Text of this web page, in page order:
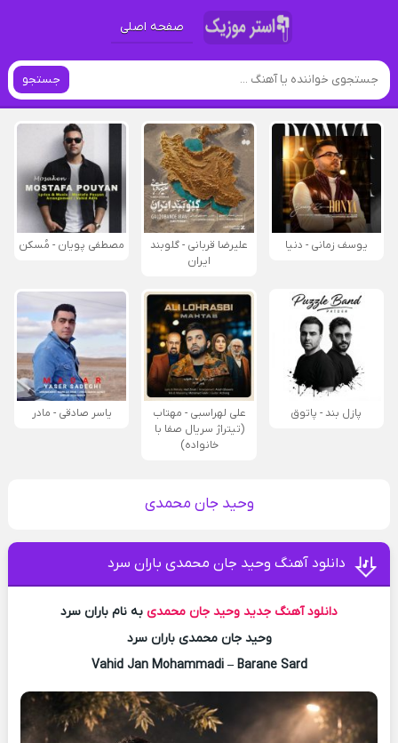
صفحه اصلی
جستجو
یوسف زمانی - دنیا
علیرضا قربانی - گلوبند
ایران
مصطفی پویان - مُسکن
پازل بند - پاتوق
علی لهراسبی - مهتاب
(تیتراژ سریال صفا با
خانواده)
یاسر صادقی - مادر
وحید جان محمدی
دانلود آهنگ وحید جان محمدی باران سرد
دانلود آهنگ جدید وحید جان محمدی به نام باران سرد
وحید جان محمدی باران سرد
Vahid Jan Mohammadi – Barane Sard